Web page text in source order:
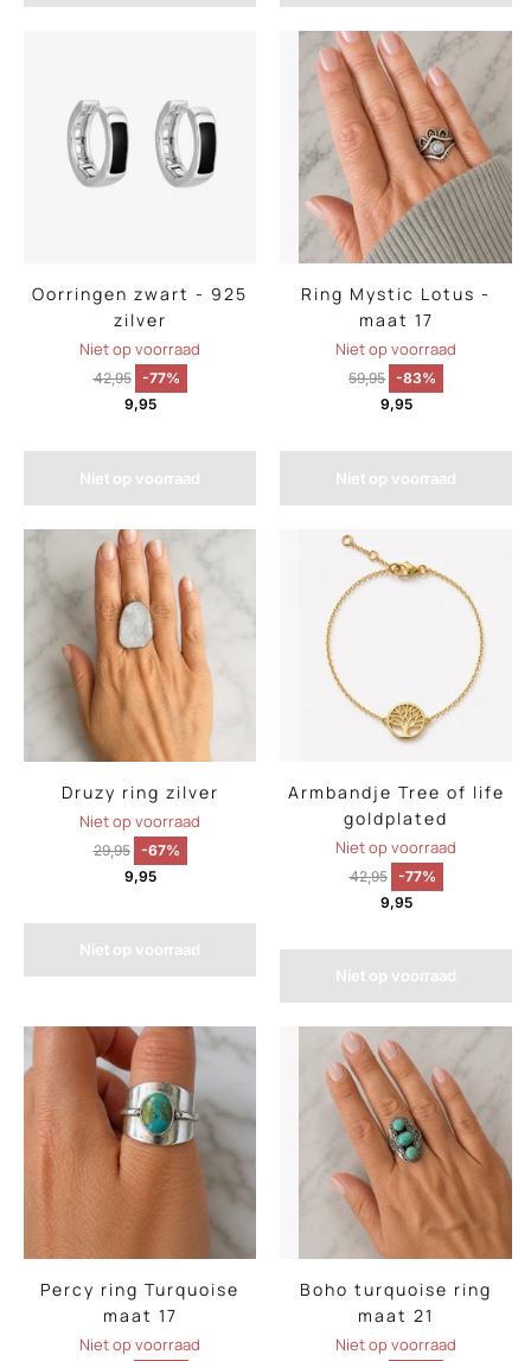
Oorringen zwart - 925
zilver
Niet op voorraad
42,95
-77%
9,95
Niet op voorraad
Ring Mystic Lotus -
maat 17
Niet op voorraad
59,95 -83%
9,95
Niet op voorraad
Druzy ring zilver
Niet op voorraad
29,95
-67%
9,95
Niet op voorraad
Armbandje Tree of life
goldplated
Niet op voorraad
42,95
-77%
9,95
Niet op voorraad
Percy ring Turquoise
maat 17
Niet op voorraad
Boho turquoise ring
maat 21
Niet op voorraad